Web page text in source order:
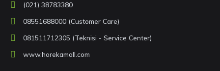
(021) 38783380
08551688000 (Customer Care)
081511712305 (Teknisi - Service Center)
www.horekamall.com